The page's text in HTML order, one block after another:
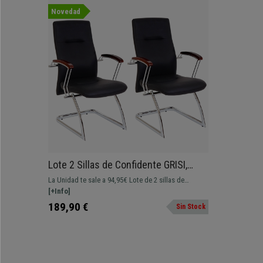
Novedad
Lote 2 Sillas de Confidente GRISI,
Estructura Metálica, Gran Acolchado,
en Piel color Negro
La Unidad te sale a 94,95€ Lote de 2 sillas de
confidente GRISI. Gran resistencia y excelente
acolchado. Su diseño ergonómico te ayudará a
mantener una optima posición.
[+Info]
189,90 € Sin Stock